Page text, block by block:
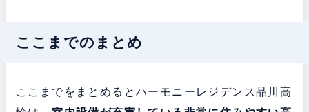
ここまでのまとめ
ここまでをまとめるとハーモニーレジデンス品川高